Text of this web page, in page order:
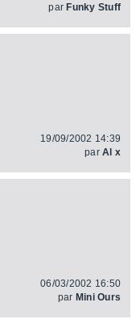
par Funky Stuff
19/09/2002 14:39
parAl x
06/03/2002 16:50
par Mini Ours